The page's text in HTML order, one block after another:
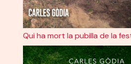
Qui ha mort la pubilla de la